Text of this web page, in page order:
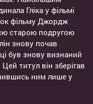
Гліка у фільмі
фільму Джордж
старою подругою
знову почав
був знову визнаний
титул він зберігав
ним лише у